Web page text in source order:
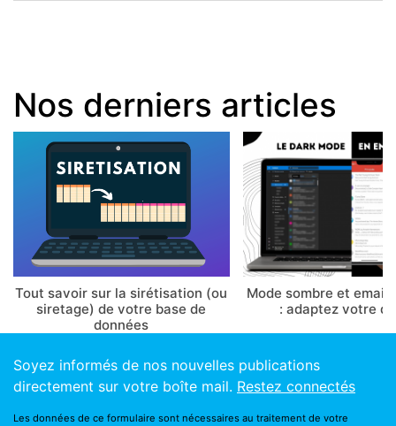
Nos derniers articles
Tout savoir sur la sirétisation (ou
siretage) de votre base de
données
Mode sombre et email
: adaptez votre
Soyez informés de nos nouvelles publications
directement sur votre boîte mail. Restez connectés
Les données de ce formulaire sont nécessaires au traitement de votre